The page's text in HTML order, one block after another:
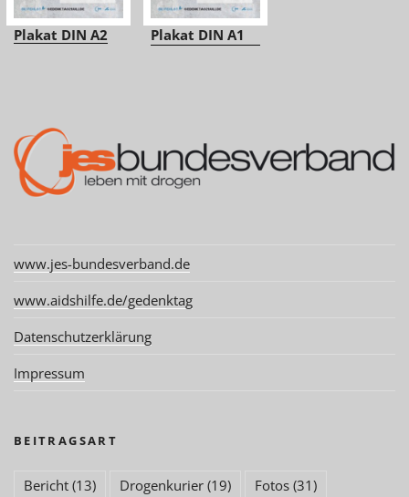
Plakat DIN A2 Plakat DIN A1
www.jes-bundesverband.de
www.aidshilfe.de/gedenktag
Datenschutzerklärung
Impressum
BEITRAGSART
Bericht (13) Drogenkurier (19) Fotos (31)